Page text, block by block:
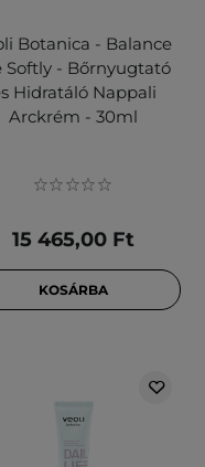
Botanica - Balance
Softly - Bőrnyugtató
Hidratáló Nappali
Arckrém - 30ml
15 465,00 Ft
KOSÁRBA